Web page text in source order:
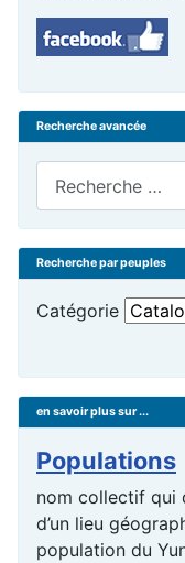
Recherche avancée
Recherche par peuples
Catégorie
en savoir plus sur ...
Populations
nom collectif qui
d’un lieu
population du